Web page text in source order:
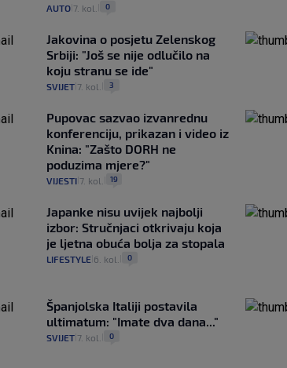
AUTO 7. kol. 0
Jakovina o posjetu Zelenskog
Srbiji: "Još se nije odlučilo na
koju stranu se ide"
SVIJET 7. kol. 3
Pupovac sazvao izvanrednu
konferenciju, prikazan i video iz
Knina: "Zašto DORH ne
poduzima mjere?"
VIJESTI 7. kol. 19
Japanke nisu uvijek najbolji
izbor: Stručnjaci otkrivaju koja
je ljetna obuća bolja za stopala
LIFESTYLE 6. kol. 0
Španjolska Italiji postavila
ultimatum: "Imate dva dana..."
SVIJET 7. kol. 0